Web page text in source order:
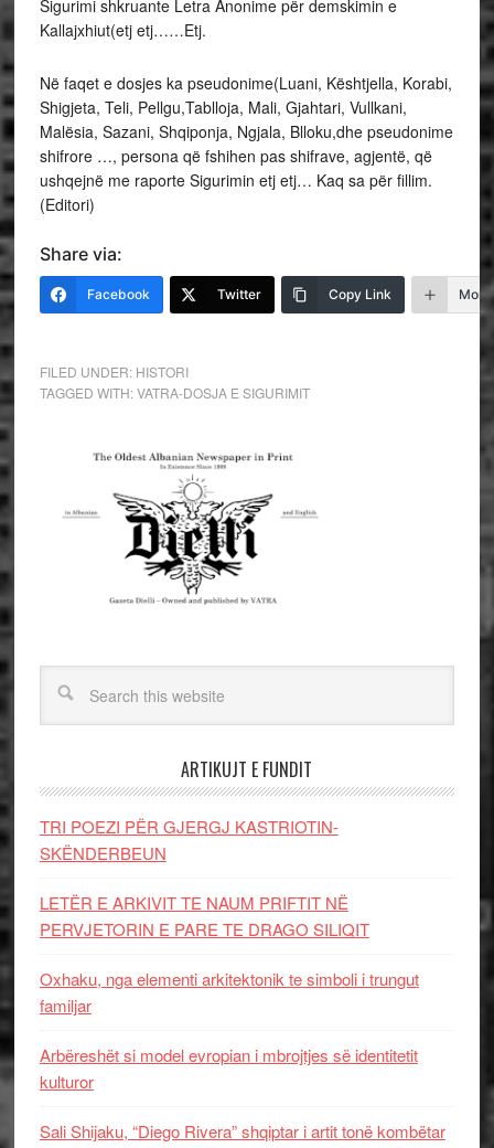
Sigurimi shkruante Letra Anonime për demskimin e
Kallajxhiut(etj etj……Etj.
Në faqet e dosjes ka pseudonime(Luani, Kështjella, Korabi,
Shigjeta, Teli, Pellgu,Tablloja, Mali, Gjahtari, Vullkani,
Malësia, Sazani, Shqiponja, Ngjala, Blloku,dhe pseudonime
shifrore …, persona që fshihen pas shifrave, agjentë, që
ushqejnë me raporte Sigurimin etj etj… Kaq sa për fillim.
(Editori)
Share via:
Facebook Twitter Copy Link More
FILED UNDER: HISTORI
TAGGED WITH:VATRA-DOSJA E SIGURIMIT
ARTIKUJT E FUNDIT
TRI POEZI PËR GJERGJ KASTRIOTIN-
SKËNDERBEUN
LETËR E ARKIVIT TE NAUM PRIFTIT NË
PERVJETORIN E PARE TE DRAGO SILIQIT
Oxhaku, nga elementi arkitektonik te simboli i trungut
familjar
Arbëreshët si model evropian i mbrojtjes së identitetit
kulturor
Sali Shijaku, “Diego Rivera” shqiptar i artit tonë kombëtar